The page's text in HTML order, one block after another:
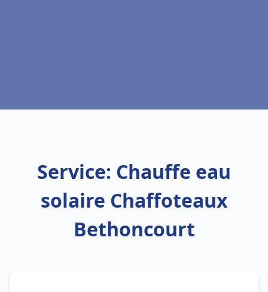
Service: Chauffe eau
solaire Chaffoteaux
Bethoncourt